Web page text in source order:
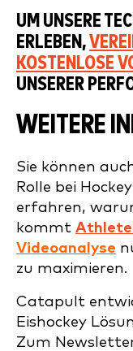
UM UNSERE
ERLEBEN,
KOSTENLOSE
UNSERER
WEITERE
Sie können
Rolle bei
erfahren,
kommt
Videoanalyse
zu maximieren.
Catapult
Eishockey
Zum